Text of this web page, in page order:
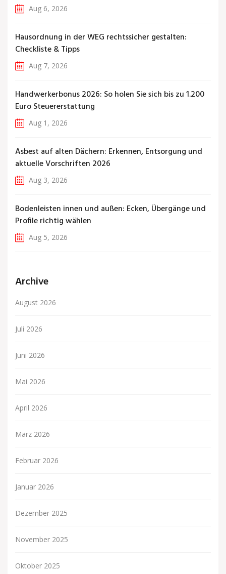
Aug 6, 2026
Hausordnung in der WEG rechtssicher gestalten:
Checkliste & Tipps
Aug 7, 2026
Handwerkerbonus 2026: So holen Sie sich bis zu 1.200
Euro Steuererstattung
Aug 1, 2026
Asbest auf alten Dächern: Erkennen, Entsorgung und
aktuelle Vorschriften 2026
Aug 3, 2026
Bodenleisten innen und außen: Ecken, Übergänge und
Profile richtig wählen
Aug 5, 2026
Archive
August 2026
Juli 2026
Juni 2026
Mai 2026
April 2026
März 2026
Februar 2026
Januar 2026
Dezember 2025
November 2025
Oktober 2025